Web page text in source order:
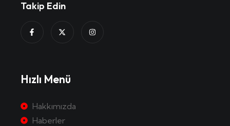
Takip Edin
Hızlı Menü
Hakkımızda
Haberler